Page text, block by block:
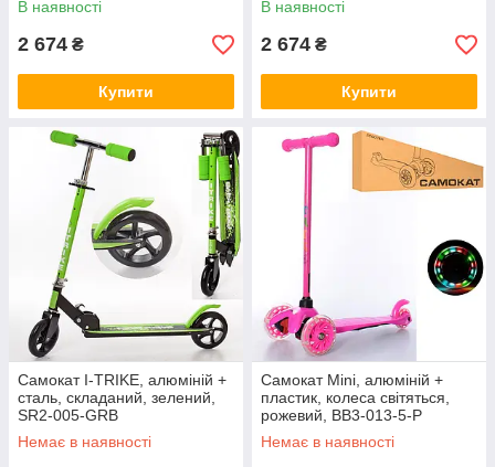
В наявності
2 674 ₴
Купити
В наявності
2 674 ₴
Купити
Самокат I-TRIKE, алюміній +
сталь, складаний, зелений,
SR2-005-GRB
Немає в наявності
Самокат Mini, алюміній +
пластик, колеса світяться,
рожевий, BB3-013-5-P
Немає в наявності